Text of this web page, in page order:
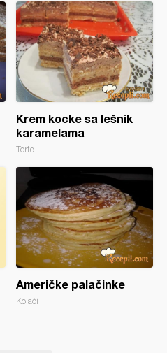
Krem kocke sa lešnik
karamelama
Torte
Američke palačinke
Kolači